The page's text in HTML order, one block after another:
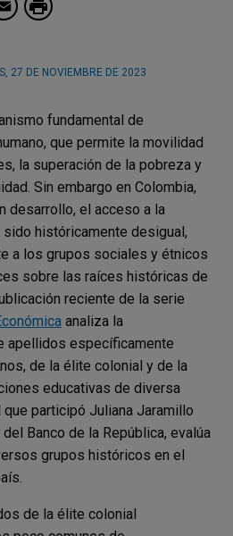
27 DE NOVIEMBRE DE 2023
fundamental de
que permite la movilidad
la superación de la pobreza y
Sin embargo en Colombia,
desarrollo, el acceso a la
históricamente desigual,
a los grupos sociales y étnicos
sobre las raíces históricas de
reciente de la serie
analiza la
apellidos específicamente
de la élite colonial y de la
educativas de diversa
participó Juliana Jaramillo
Banco de la República, evalúa
grupos históricos en el
de la élite colonial